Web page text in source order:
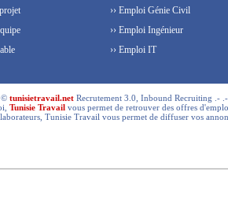
›› Emploi Génie Civil
›› Emploi Ingénieur
›› Emploi IT
©tunisietravail.net Recrutement 3.0, Inbound Recruiting .-
Tunisie Travail vous permet de retrouver des offres
Tunisie Travail vous permet de diffuser vos